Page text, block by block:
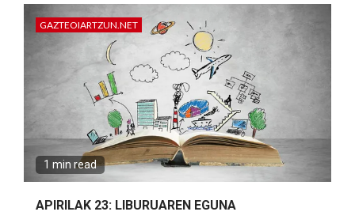
GAZTEOIARTZUN.NET
1 min read
APIRILAK 23: LIBURUAREN EGUNA